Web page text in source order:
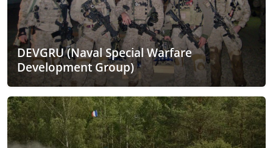
DEVGRU (Naval Special Warfare
Development Group)